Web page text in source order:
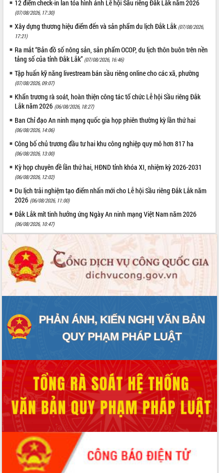
12 điểm check-in lan tỏa hình ảnh Lễ hội Sầu riêng Đắk Lắk năm 2026
(07/08/2026, 17:30)
Xây dựng thương hiệu điểm đến và sản phẩm du lịch Đắk Lắk (07/08/2026,
17:21)
Ra mắt “Bản đồ số nông sản, sản phẩm OCOP, du lịch thôn buôn trên nền
tảng số của tỉnh Đắk Lắk” (07/08/2026, 16:46)
Tập huấn kỹ năng livestream bán sầu riêng online cho các xã, phường
(07/08/2026, 09:07)
Khẩn trương rà soát, hoàn thiện công tác tổ chức Lễ hội Sầu riêng Đắk
Lắk năm 2026 (06/08/2026, 18:27)
Ban Chỉ đạo An ninh mạng quốc gia họp phiên thường kỳ lần thứ hai
(06/08/2026, 14:06)
Công bố chủ trương đầu tư hai khu công nghiệp quy mô hơn 817 ha
(06/08/2026, 13:00)
Kỳ họp chuyên đề lần thứ hai, HĐND tỉnh khóa XI, nhiệm kỳ 2026-2031
(06/08/2026, 12:02)
Du lịch trải nghiệm tạo điểm nhấn mới cho Lễ hội Sầu riêng Đắk Lắk năm
2026 (06/08/2026, 11:00)
Đắk Lắk mít tinh hưởng ứng Ngày An ninh mạng Việt Nam năm 2026
(06/08/2026, 10:47)